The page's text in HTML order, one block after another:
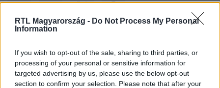
RTL Magyarország - Do Not Process My Personal
Information
If you wish to opt-out of the sale, sharing to third parties, or
processing of your personal or sensitive information for
targeted advertising by us, please use the below opt-out
section to confirm your selection. Please note that after your
Kövess minket, és értesülj a friss hírekről a
Facebookon is!